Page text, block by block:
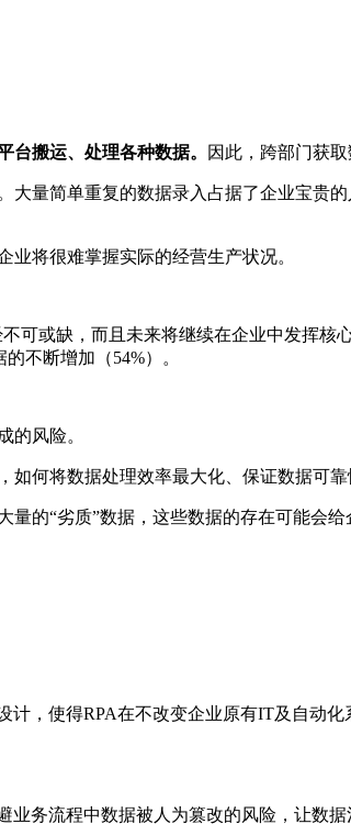
台搬运、处理各种数据。 因此，跨部门获取
量简单重复的数据录入占据了企业宝贵
将很难掌握实际的经营生产状况。
可或缺，而且未来将继续在企业中发挥核
不断增加（54%）。
的风险。
何将数据处理效率最大化、保证数据可靠
的“劣质”数据，这些数据的存在可能会
，使得RPA在不改变企业原有IT及自动
务流程中数据被人为篡改的风险，让数据